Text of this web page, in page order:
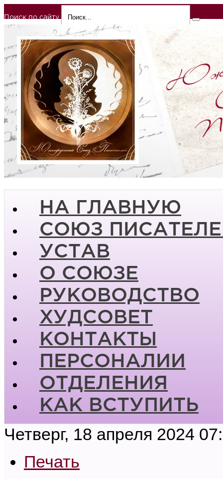
Поиск по сайту
НА ГЛАВНУЮ
СОЮЗ
УСТАВ
О СОЮЗЕ
РУКОВОДСТВО
ХУДСОВЕТ
КОНТАКТЫ
ПЕРСОНАЛИИ
ОТДЕЛЕНИЯ
КАК ВСТУПИТЬ
Четверг, 18 апреля 2024
Печать